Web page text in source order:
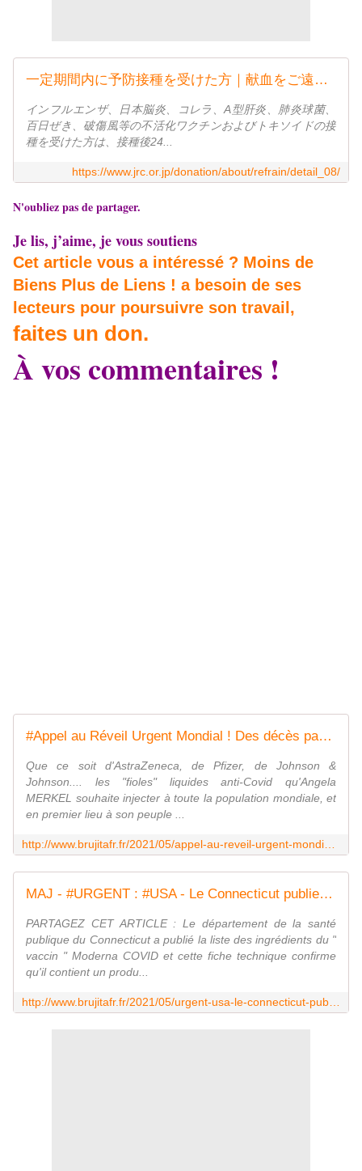
一定期間内に予防接種を受けた方｜献血をご遠慮いただく場合｜献血の流れ｜献血について｜日本赤十字社
インフルエンザ、日本脳炎、コレラ、A型肝炎、肺炎球菌、
百日ぜき、破傷風等の不活化ワクチンおよびトキソイドの接
種を受けた方は、接種後24...
https://www.jrc.or.jp/donation/about/refrain/detail_08/
N'oubliez pas de partager.
Je lis, j’aime, je vous soutiens
Cet article vous a intéressé ? Moins de
Biens Plus de Liens ! a besoin de ses
lecteurs pour poursuivre son travail,
faites un don.
À vos commentaires !
#Appel au Réveil Urgent Mondial ! Des décès par milliers après la #vaccination #Covid-19! - MOINS de BIENS PLUS de LIENS
Que ce soit d'AstraZeneca, de Pfizer, de Johnson &
Johnson.... les "fioles" liquides anti-Covid qu'Angela
MERKEL souhaite injecter à toute la population mondiale, et
en premier lieu à son peuple ...
MAJ - #URGENT : #USA - Le Connecticut publie les ingrédients du #Vaccin #Moderna #COVID : POISON MORTEL " SM-102 - Ne pas utiliser chez l'homme ou l'animal " + Fiche technique du SM-102 - MOINS de BIENS PLUS de LIENS
PARTAGEZ CET ARTICLE : Le département de la santé
publique du Connecticut a publié la liste des ingrédients du "
vaccin " Moderna COVID et cette fiche technique confirme
qu'il contient un produ...